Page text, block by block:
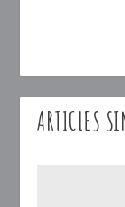
ARTICLES